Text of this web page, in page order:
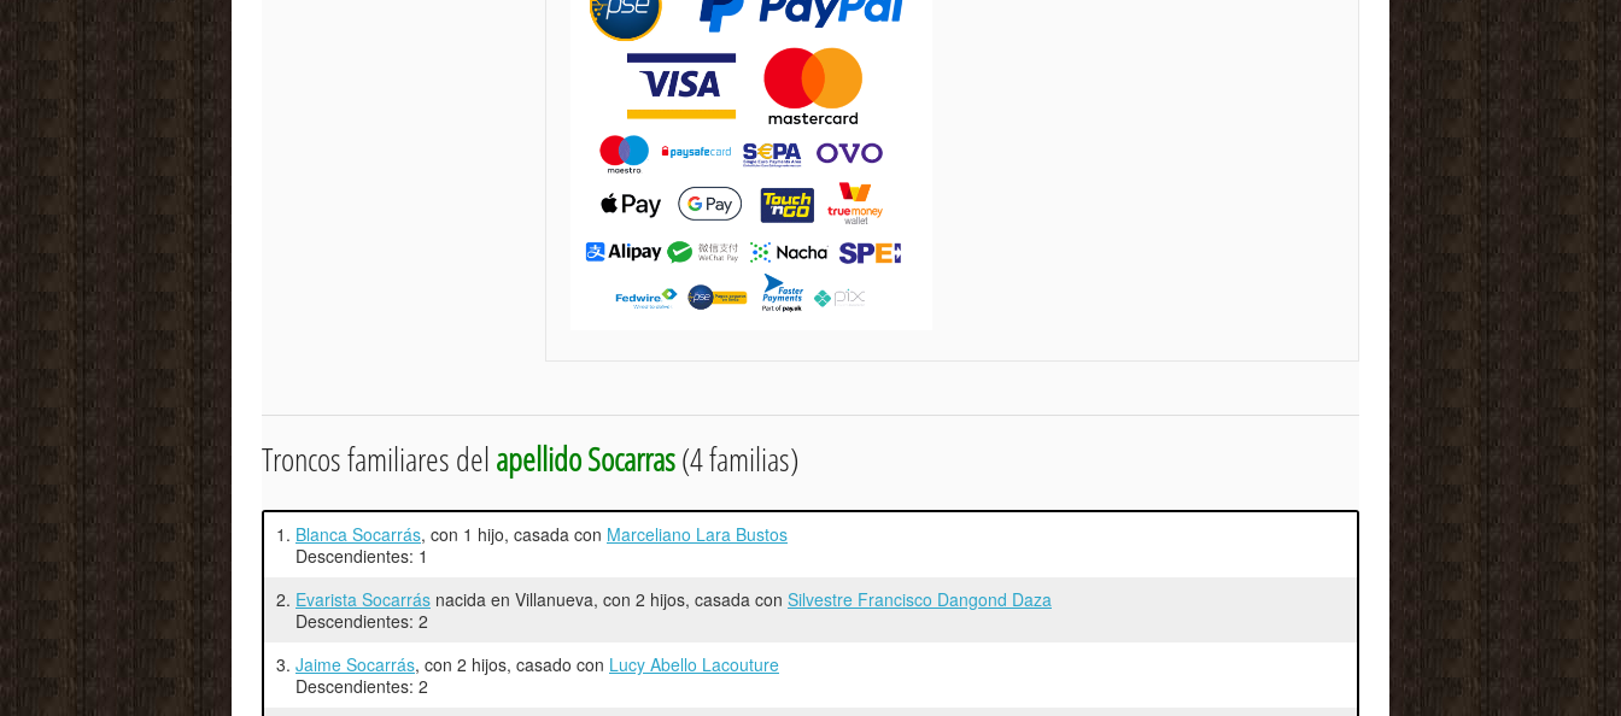
Troncos familiares delapellido Socarras(4 familias)
1. Blanca Socarrás, con 1 hijo, casada con Marceliano Lara Bustos
Descendientes: 1
2. Evarista Socarrás nacida en Villanueva, con 2 hijos, casada con Silvestre Francisco Dangond Daza
Descendientes: 2
3. Jaime Socarrás, con 2 hijos, casado con Lucy Abello Lacouture
Descendientes: 2